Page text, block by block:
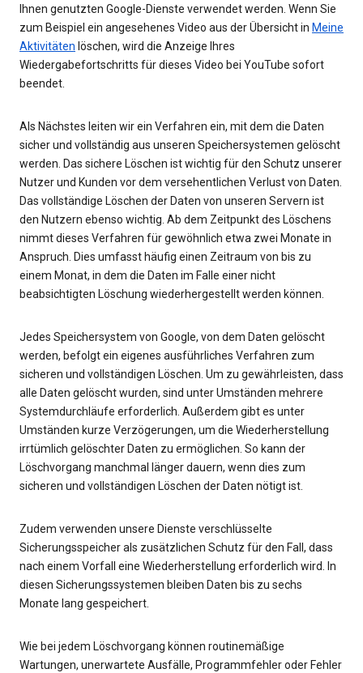
Ihnen genutzten Google-Dienste verwendet werden. Wenn Sie
zum Beispiel ein angesehenes Video aus der Übersicht in Meine
Aktivitäten löschen, wird die Anzeige Ihres
Wiedergabefortschritts für dieses Video bei YouTube sofort
beendet.
Als Nächstes leiten wir ein Verfahren ein, mit dem die Daten
sicher und vollständig aus unseren Speichersystemen gelöscht
werden. Das sichere Löschen ist wichtig für den Schutz unserer
Nutzer und Kunden vor dem versehentlichen Verlust von Daten.
Das vollständige Löschen der Daten von unseren Servern ist
den Nutzern ebenso wichtig. Ab dem Zeitpunkt des Löschens
nimmt dieses Verfahren für gewöhnlich etwa zwei Monate in
Anspruch. Dies umfasst häufig einen Zeitraum von bis zu
einem Monat, in dem die Daten im Falle einer nicht
beabsichtigten Löschung wiederhergestellt werden können.
Jedes Speichersystem von Google, von dem Daten gelöscht
werden, befolgt ein eigenes ausführliches Verfahren zum
sicheren und vollständigen Löschen. Um zu gewährleisten, dass
alle Daten gelöscht wurden, sind unter Umständen mehrere
Systemdurchläufe erforderlich. Außerdem gibt es unter
Umständen kurze Verzögerungen, um die Wiederherstellung
irrtümlich gelöschter Daten zu ermöglichen. So kann der
Löschvorgang manchmal länger dauern, wenn dies zum
sicheren und vollständigen Löschen der Daten nötigt ist.
Zudem verwenden unsere Dienste verschlüsselte
Sicherungsspeicher als zusätzlichen Schutz für den Fall, dass
nach einem Vorfall eine Wiederherstellung erforderlich wird. In
diesen Sicherungssystemen bleiben Daten bis zu sechs
Monate lang gespeichert.
Wie bei jedem Löschvorgang können routinemäßige
Wartungen, unerwartete Ausfälle, Programmfehler oder Fehler